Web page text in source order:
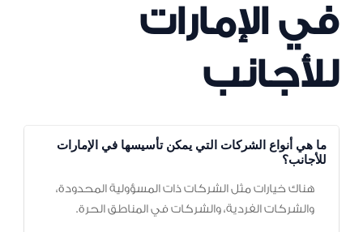
في الإمارات
للأجانب
ما هي أنواع الشركات التي يمكن تأسيسها في الإمارات
للأجانب؟
هناك خيارات مثل الشركات ذات المسؤولية المحدودة،
والشركات الفردية، والشركات في المناطق الحرة.